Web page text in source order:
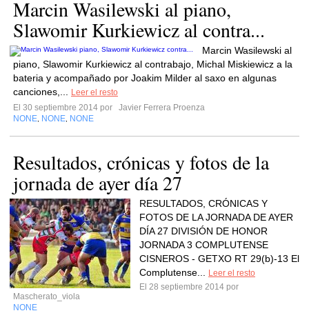
Marcin Wasilewski al piano,
Slawomir Kurkiewicz al contra...
Marcin Wasilewski al
piano, Slawomir Kurkiewicz al contrabajo, Michal Miskiewicz a la
bateria y acompañado por Joakim Milder al saxo en algunas
canciones,...
Leer el resto
El 30 septiembre 2014 por
Javier Ferrera Proenza
NONE NONE NONE
Resultados, crónicas y fotos de la
jornada de ayer día 27
RESULTADOS, CRÓNICAS Y
FOTOS DE LA JORNADA DE AYER
DÍA 27 DIVISIÓN DE HONOR
JORNADA 3 COMPLUTENSE
CISNEROS - GETXO RT 29(b)-13 El
Complutense...
Leer el resto
El 28 septiembre 2014 por
Mascherato_viola
NONE